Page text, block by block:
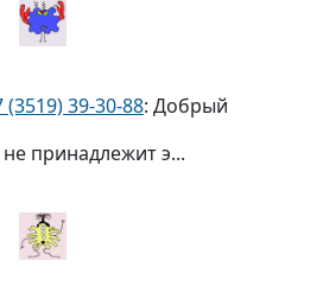
(3519) 39-30-88: Добрый
принадлежит э...